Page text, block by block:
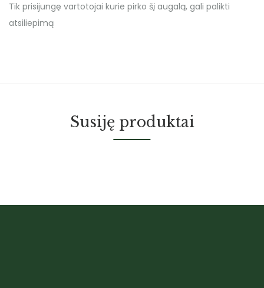
Tik prisijungę vartotojai kurie pirko šį augalą, gali palikti
atsiliepimą
Susiję produktai